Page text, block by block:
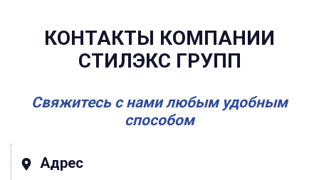
КОНТАКТЫ КОМПАНИИ
СТИЛЭКС ГРУПП
Свяжитесь с нами любым удобным
способом
Адрес